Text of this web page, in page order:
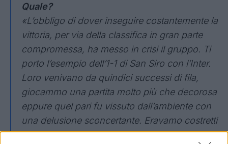
Quale?
«L’obbligo di dover inseguire costantemente la
vittoria, per via della classifica in gran parte
compromessa, ha messo in crisi il gruppo. Ti
porto l’esempio dell’1-1 di San Siro con l’Inter.
Loro venivano da quindici successi di fila,
giocammo una partita molto più che decorosa
eppure quel pari fu vissuto dall’ambiente con
una delusione sconcertante. Eravamo costretti
a vincere e non avevamo una condizione